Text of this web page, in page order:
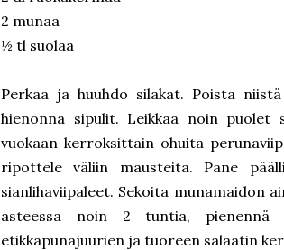
2 munaa
½ tl suolaa
Perkaa ja huuhdo silakat. Poista
hienonna sipulit. Leikkaa noin puolet
vuokaan kerroksittain ohuita
ripottele väliin mausteita. Pane
sianlihaviipaleet. Sekoita munamaidon
asteessa noin 2 tuntia, pienennä
etikkapunajuurien ja tuoreen salaatin